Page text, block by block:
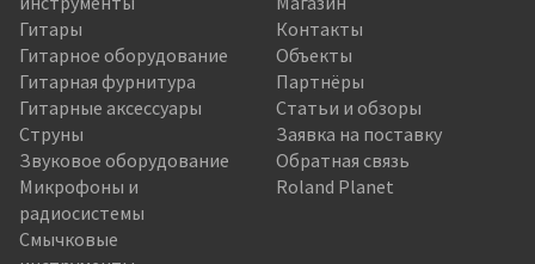
Гитары
Гитарное оборудование
Гитарная фурнитура
Гитарные аксессуары
Струны
Звуковое оборудование
Микрофоны и
радиосистемы
Смычковые
Контакты
Объекты
Партнёры
Статьи и обзоры
Заявка на поставку
Обратная связь
Roland Planet